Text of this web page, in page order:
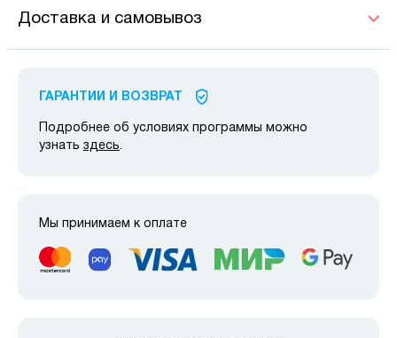
Доставка и самовывоз
ГАРАНТИИ И ВОЗВРАТ
Подробнее об условиях программы можно
узнать здесь.
Мы принимаем к оплате